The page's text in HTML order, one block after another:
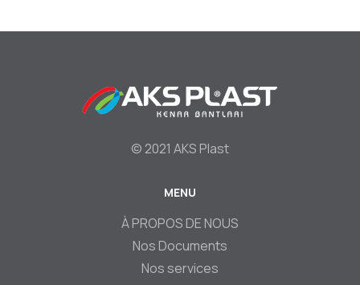
© 2021 AKS Plast
MENU
À PROPOS DE NOUS
Nos Documents
Nos services